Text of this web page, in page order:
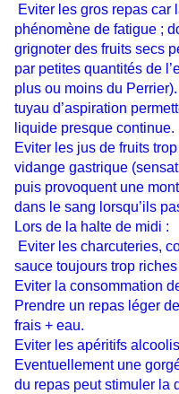
Eviter les gros repas car
phénomène de fatigue ;
grignoter des fruits secs
par petites quantités de
plus ou moins du
tuyau d’aspiration
liquide presque continue.
Eviter les jus de fruits
vidange gastrique
puis provoquent une
dans le sang lorsqu’ils
Lors de la halte de midi :
Eviter les charcuteries,
sauce toujours trop
Eviter la consommation
Prendre un repas léger
frais + eau.
Eviter les apéritifs
Eventuellement une
du repas peut stimuler la